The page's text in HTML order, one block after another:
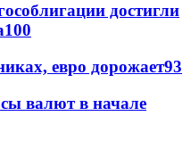
достигли
100
евро дорожает93
валют в начале